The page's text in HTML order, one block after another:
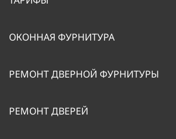
ОКОННАЯ ФУРНИТУРА
РЕМОНТ ДВЕРНОЙ ФУРНИТУРЫ
РЕМОНТ ДВЕРЕЙ